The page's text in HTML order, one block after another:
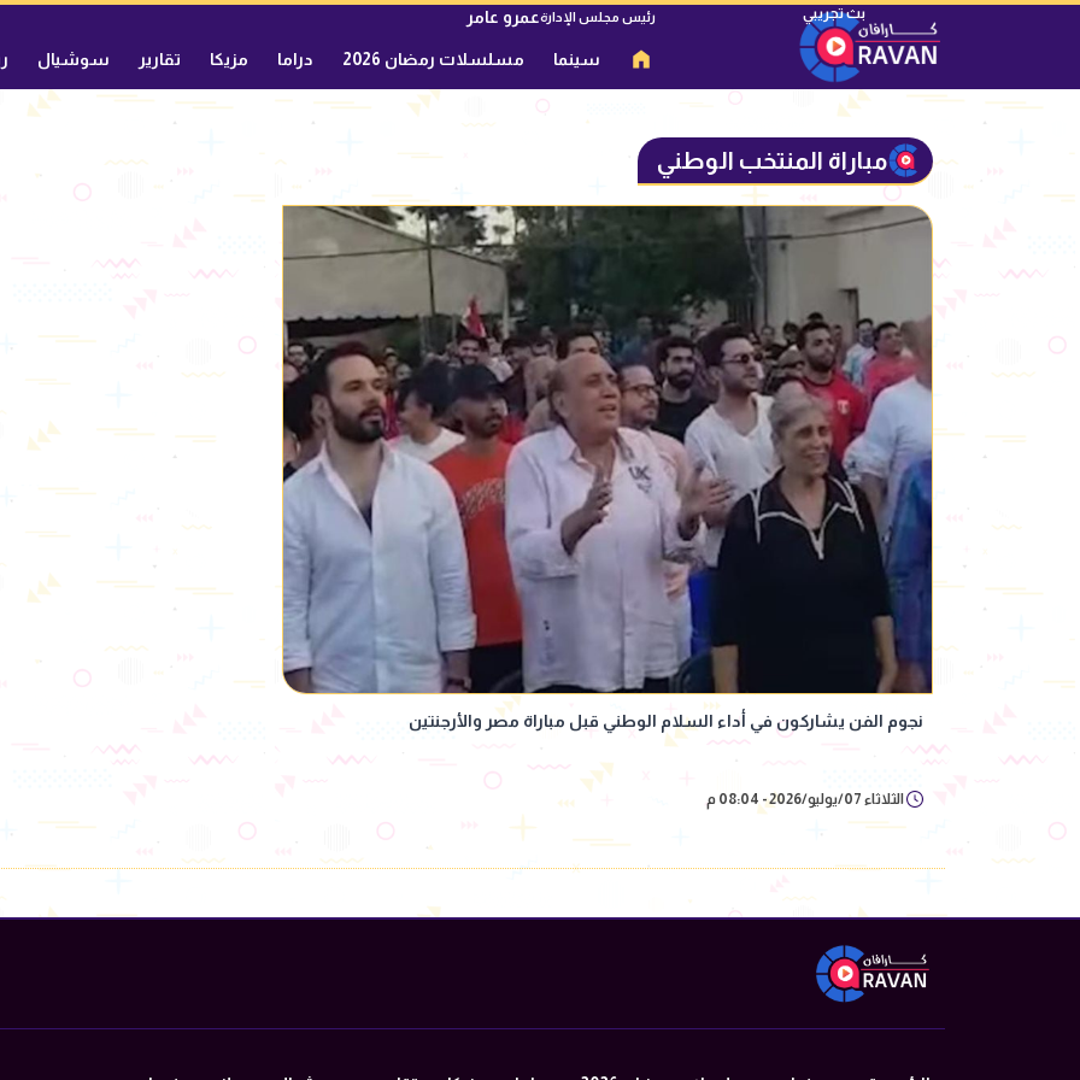
رئيس مجلس الإدارةعمرو عامر
سينما مسلسلات رمضان 2026 دراما مزيكا تقارير سوشيال
مباراة المنتخب الوطني
نجوم الفن يشاركون في أداء السلام الوطني قبل مباراة مصر والأرجنتين
الثلاثاء 07/يوليو/2026 - 08:04 م